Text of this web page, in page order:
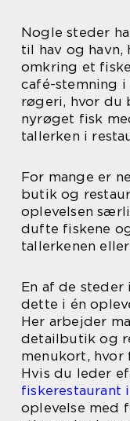
Nogle steder
til hav og havn,
omkring et
café-stemning
røgeri, hvor du
nyrøget fisk
tallerken i
For mange er
butik og
oplevelsen
dufte fiskene
tallerkenen
En af de
dette i én
Her arbejder
detailbutik og
menukort, hvor
Hvis du leder
fiskerestaurant
oplevelse med